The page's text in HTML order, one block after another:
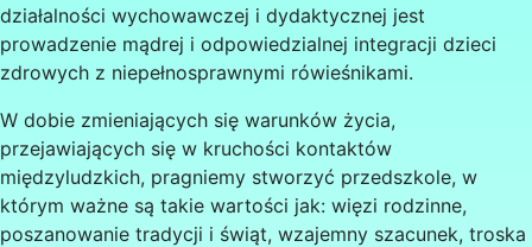
działalności wychowawczej i dydaktycznej jest
prowadzenie mądrej i odpowiedzialnej integracji dzieci
zdrowych z niepełnosprawnymi rówieśnikami.
W dobie zmieniających się warunków życia,
przejawiających się w kruchości kontaktów
międzyludzkich, pragniemy stworzyć przedszkole, w
którym ważne są takie wartości jak: więzi rodzinne,
poszanowanie tradycji i świąt, wzajemny szacunek, troska